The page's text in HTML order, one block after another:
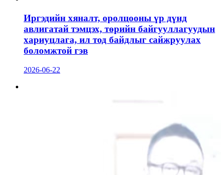
Иргэдийн хяналт, оролцооны үр дүнд
авлигатай тэмцэх, төрийн байгууллагуудын
хариуцлага, ил тод байдлыг сайжруулах
боломжтой гэв
2026-06-22